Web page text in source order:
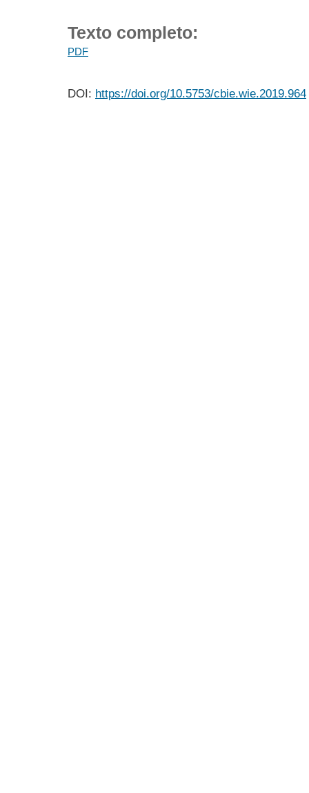
Texto completo:
PDF
DOI: https://doi.org/10.5753/cbie.wie.2019.964